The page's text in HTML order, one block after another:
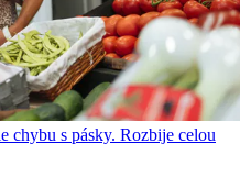
chybu s pásky. Rozbije celou